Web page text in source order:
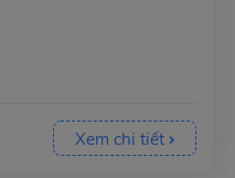
Xem chi tiết